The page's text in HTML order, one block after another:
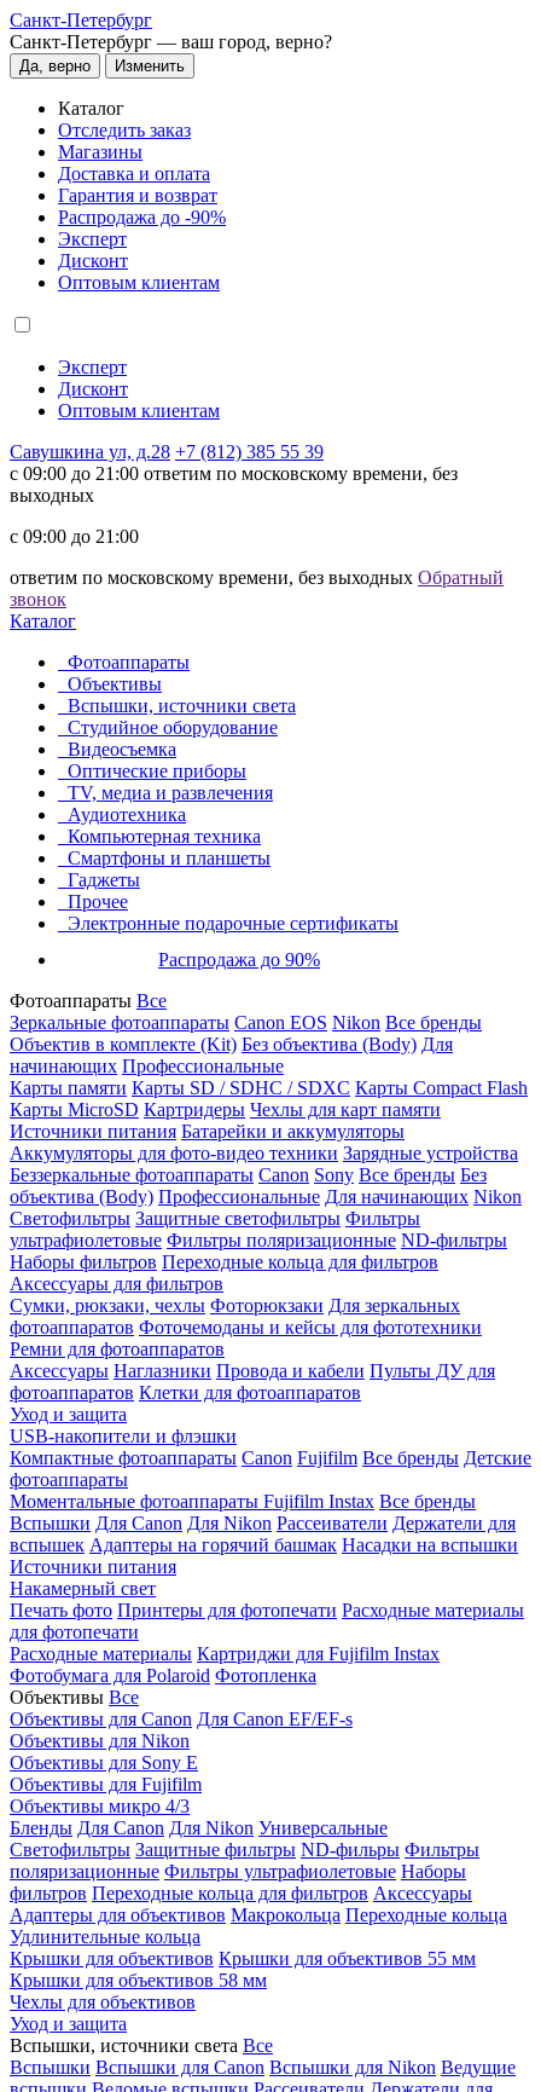
Санкт-Петербург
Санкт-Петербург — ваш город, верно?
Да, верно Изменить
Каталог
Отследить заказ
Магазины
Доставка и оплата
Гарантия и возврат
Распродажа до -90%
Эксперт
Дисконт
Оптовым клиентам
Эксперт
Дисконт
Оптовым клиентам
Савушкина ул, д.28 +7 (812) 385 55 39
c 09:00 до 21:00 ответим по московскому времени, без
выходных
c 09:00 до 21:00
ответим по московскому времени, без выходных Обратный
звонок
Каталог
Фотоаппараты
Объективы
Вспышки, источники света
Студийное оборудование
Видеосъемка
Оптические приборы
TV, медиа и развлечения
Аудиотехника
Компьютерная техника
Смартфоны и планшеты
Гаджеты
Прочее
Электронные подарочные сертификаты
Распродажа до 90%
Фотоаппараты Все
Зеркальные фотоаппараты Canon EOS Nikon Все бренды
Объектив в комплекте (Kit) Без объектива (Body) Для
начинающих Профессиональные
Карты памяти Карты SD / SDHC / SDXC Карты Compact Flash
Карты MicroSD Картридеры Чехлы для карт памяти
Источники питания Батарейки и аккумуляторы
Аккумуляторы для фото-видео техники Зарядные устройства
Беззеркальные фотоаппараты Canon Sony Все бренды Без
объектива (Body) Профессиональные Для начинающих Nikon
Светофильтры Защитные светофильтры Фильтры
ультрафиолетовые Фильтры поляризационные ND-фильтры
Наборы фильтров Переходные кольца для фильтров
Аксессуары для фильтров
Сумки, рюкзаки, чехлы Фоторюкзаки Для зеркальных
фотоаппаратов Фоточемоданы и кейсы для фототехники
Ремни для фотоаппаратов
Аксессуары Наглазники Провода и кабели Пульты ДУ для
фотоаппаратов Клетки для фотоаппаратов
Уход и защита
USB-накопители и флэшки
Компактные фотоаппараты Canon Fujifilm Все бренды Детские
фотоаппараты
Моментальные фотоаппараты Fujifilm Instax Все бренды
Вспышки Для Canon Для Nikon Рассеиватели Держатели для
вспышек Адаптеры на горячий башмак Насадки на вспышки
Источники питания
Накамерный свет
Печать фото Принтеры для фотопечати Расходные материалы
для фотопечати
Расходные материалы Картриджи для Fujifilm Instax
Фотобумага для Polaroid Фотопленка
Объективы Все
Объективы для Canon Для Canon EF/EF-s
Объективы для Nikon
Объективы для Sony E
Объективы для Fujifilm
Объективы микро 4/3
Бленды Для Canon Для Nikon Универсальные
Светофильтры Защитные фильтры ND-фильры Фильтры
поляризационные Фильтры ультрафиолетовые Наборы
фильтров Переходные кольца для фильтров Аксессуары
Адаптеры для объективов Макрокольца Переходные кольца
Удлинительные кольца
Крышки для объективов Крышки для объективов 55 мм
Крышки для объективов 58 мм
Чехлы для объективов
Уход и защита
Вспышки, источники света Все
Вспышки Вспышки для Canon Вспышки для Nikon Ведущие